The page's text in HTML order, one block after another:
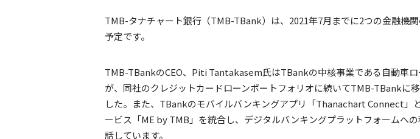
TMB-タナチャート銀行（TMB-TBank）は、2021年7月までに2つの金融機
予定です。
TMB-TBankのCEO、Piti Tantakasem氏はTBankの中核事業である自動車ロ
が、同社のクレジットカードローンポートフォリオに続いてTMB-TBankに
した。また、TBankのモバイルバンキングアプリ「Thanachart Connect」
ービス「ME by TMB」を統合し、デジタルバンキングプラットフォームへ
話しています。